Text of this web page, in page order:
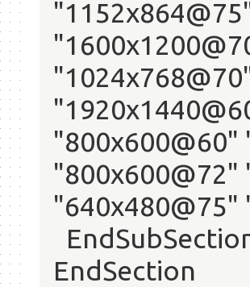
"800x600@60"
"800x600@72"
"640x480@75"
EndSection